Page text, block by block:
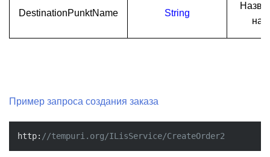
DestinationPunktName String
Пример запроса создания заказа
http: //tempuri.org/ILisService/CreateOrder2